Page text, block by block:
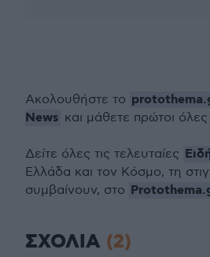
Ακολουθήστε το
News και μάθετε πρώτοι όλες
Δείτε όλες τις τελευταίες
Ελλάδα και τον Κόσμο, τη
συμβαίνουν, στο
ΣΧΟΛΙΑ (2)